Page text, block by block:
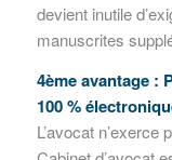
devient inutile
manuscrites
4ème avantage :
100 %
L’avocat